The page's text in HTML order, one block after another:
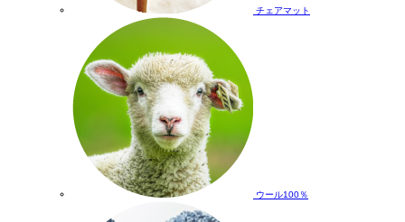
チェアマット
ウール100％